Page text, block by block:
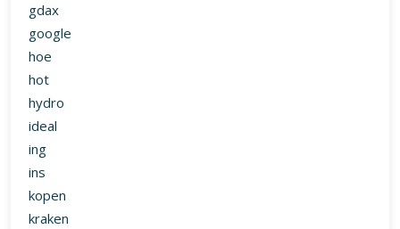
gdax
google
hoe
hot
hydro
ideal
ing
ins
kopen
kraken